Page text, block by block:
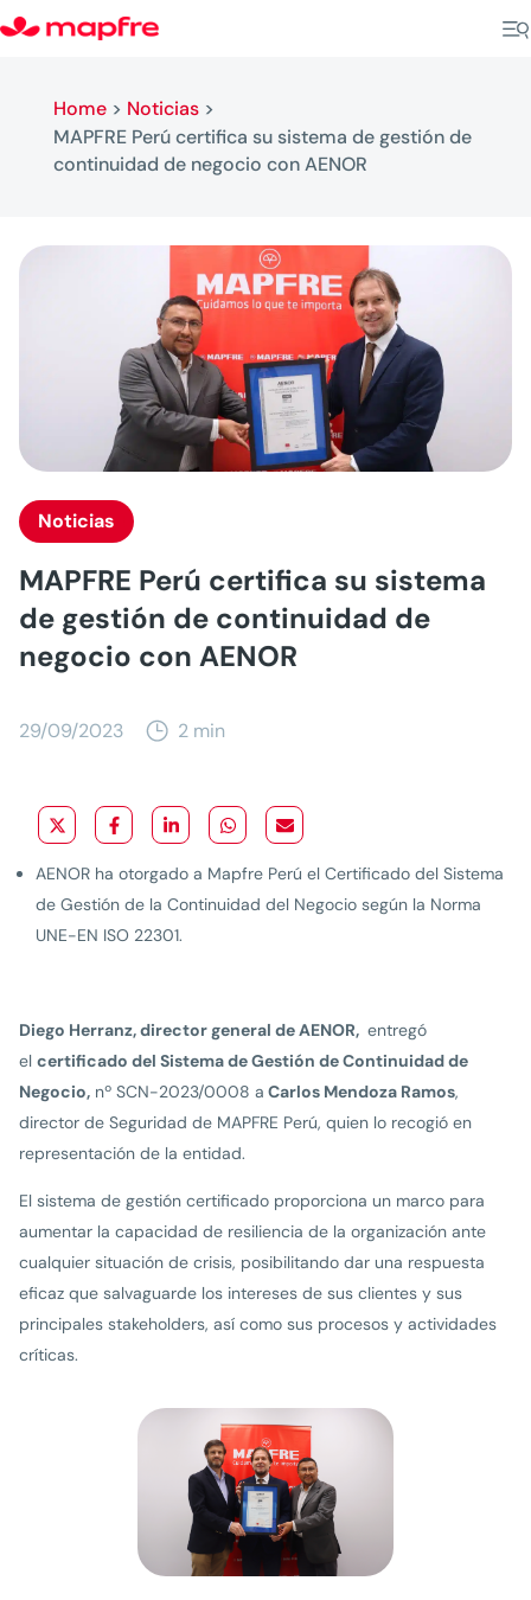
Home> Noticias>
MAPFRE Perú certifica su sistema de gestión de
continuidad de negocio con AENOR
Noticias
MAPFRE Perú certifica su sistema
de gestión de continuidad de
negocio con AENOR
29/09/2023 2 min
AENOR ha otorgado a Mapfre Perú el Certificado del Sistema
de Gestión de la Continuidad del Negocio según la Norma
UNE-EN ISO 22301.
Diego Herranz, director general de AENOR, entregó
el certificado del Sistema de Gestión de Continuidad de
Negocio, nº SCN-2023/0008 a Carlos Mendoza Ramos,
director de Seguridad de MAPFRE Perú, quien lo recogió en
representación de la entidad.
El sistema de gestión certificado proporciona un marco para
aumentar la capacidad de resiliencia de la organización ante
cualquier situación de crisis, posibilitando dar una respuesta
eficaz que salvaguarde los intereses de sus clientes y sus
principales stakeholders, así como sus procesos y actividades
críticas.